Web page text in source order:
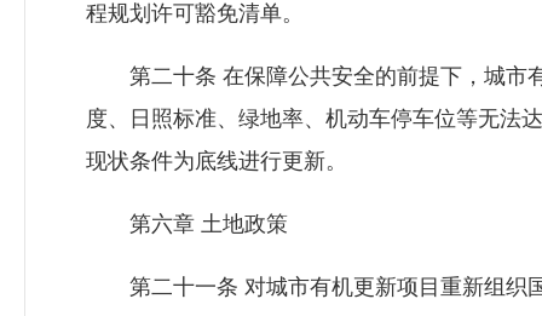
程规划许可豁免清单。
第二十条 在保障公共安全的前提下，城市
度、日照标准、绿地率、机动车停车位等无法
现状条件为底线进行更新。
第六章 土地政策
第二十一条 对城市有机更新项目重新组织